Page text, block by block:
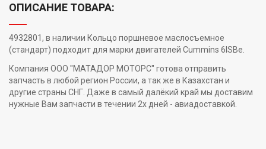
ОПИСАНИЕ ТОВАРА:
4932801, в наличии Кольцо поршневое маслосъемное
(стандарт) подходит для марки двигателей Cummins 6ISBe.
Компания ООО "МАТАДОР МОТОРС" готова отправить
запчасть в любой регион России, а так же в Казахстан и
другие страны СНГ. Даже в самый далёкий край мы доставим
нужные Вам запчасти в течении 2х дней - авиадоставкой.